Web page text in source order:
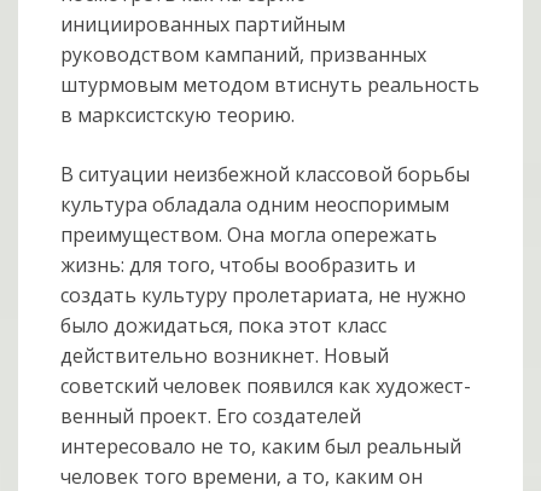
инициированных партийным
руководством кампаний, призван­ных
штурмовым методом втиснуть реальность
в марксистскую теорию.
В ситуации неизбежной классовой борьбы
культура обладала одним неоспори­мым
преимуществом. Она могла опережать
жизнь: для того, чтобы вообразить и
создать культуру пролетариата, не нужно
было дожидаться, пока этот класс
действительно возникнет. Новый
советский человек появился как художест­
вен­ный проект. Его создателей
интересовало не то, каким был реальный
человек того времени, а то, каким он